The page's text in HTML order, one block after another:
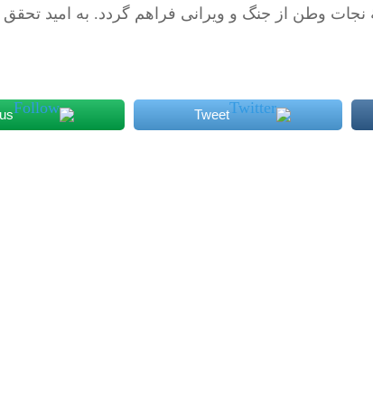
نجات وطن از جنگ و ویرانی فراهم گردد. به امید تحقق
Tweet